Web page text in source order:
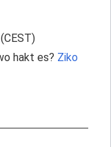
hakt es? Ziko